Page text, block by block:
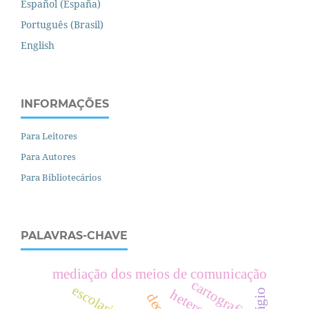
Español (España)
Português (Brasil)
English
INFORMAÇÕES
Para Leitores
Para Autores
Para Bibliotecários
PALAVRAS-CHAVE
mediação dos meios de comunicação
cartografia